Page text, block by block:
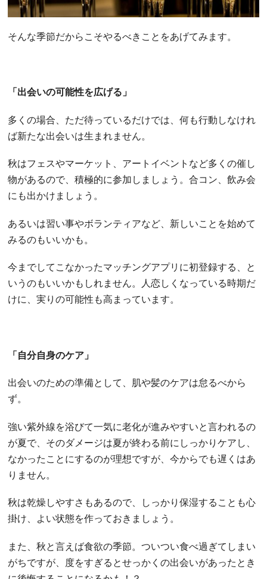
そんな季節だからこそやるべきことをあげてみます。
「出会いの可能性を広げる」
多くの場合、ただ待っているだけでは、何も行動しなけれ
ば新たな出会いは生まれません。
秋はフェスやマーケット、アートイベントなど多くの催し
物があるので、積極的に参加しましょう。合コン、飲み会
にも出かけましょう。
あるいは習い事やボランティアなど、新しいことを始めて
みるのもいいかも。
今までしてこなかったマッチングアプリに初登録する、と
いうのもいいかもしれません。人恋しくなっている時期だ
けに、実りの可能性も高まっています。
「自分自身のケア」
出会いのための準備として、肌や髪のケアは怠るべから
ず。
強い紫外線を浴びて一気に老化が進みやすいと言われるの
が夏で、そのダメージは夏が終わる前にしっかりケアし、
なかったことにするのが理想ですが、今からでも遅くはあ
りません。
秋は乾燥しやすさもあるので、しっかり保湿することも心
掛け、よい状態を作っておきましょう。
また、秋と言えば食欲の季節。ついつい食べ過ぎてしまい
がちですが、度をすぎるとせっかくの出会いがあったとき